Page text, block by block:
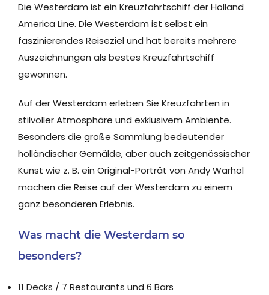
Die Westerdam ist ein Kreuzfahrtschiff der Holland
America Line. Die Westerdam ist selbst ein
faszinierendes Reiseziel und hat bereits mehrere
Auszeichnungen als bestes Kreuzfahrtschiff
gewonnen.
Auf der Westerdam erleben Sie Kreuzfahrten in
stilvoller Atmosphäre und exklusivem Ambiente.
Besonders die große Sammlung bedeutender
holländischer Gemälde, aber auch zeitgenössischer
Kunst wie z. B. ein Original-Porträt von Andy Warhol
machen die Reise auf der Westerdam zu einem
ganz besonderen Erlebnis.
Was macht die Westerdam so
besonders?
11 Decks / 7 Restaurants und 6 Bars